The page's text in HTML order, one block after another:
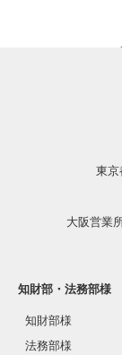
東
大阪営業
知財部・法務部様
知財部様
法務部様